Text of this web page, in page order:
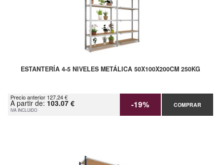
ESTANTERÍA 4-5 NIVELES METÁLICA 50X100X200CM 250KG
Precio anterior 127.24 €
A partir de: 103.07 €
IVA INCLUIDO -19% COMPRAR